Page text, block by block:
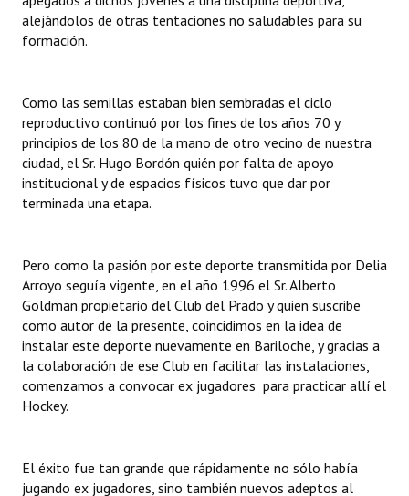
alejándolos de otras tentaciones no saludables para su
formación.
Como las semillas estaban bien sembradas el ciclo
reproductivo continuó por los fines de los años 70 y
principios de los 80 de la mano de otro vecino de nuestra
ciudad, el Sr. Hugo Bordón quién por falta de apoyo
institucional y de espacios físicos tuvo que dar por
terminada una etapa.
Pero como la pasión por este deporte transmitida por Delia
Arroyo seguía vigente, en el año 1996 el Sr. Alberto
Goldman propietario del Club del Prado y quien suscribe
como autor de la presente, coincidimos en la idea de
instalar este deporte nuevamente en Bariloche, y gracias a
la colaboración de ese Club en facilitar las instalaciones,
comenzamos a convocar ex jugadores para practicar allí el
Hockey.
El éxito fue tan grande que rápidamente no sólo había
jugando ex jugadores, sino también nuevos adeptos al